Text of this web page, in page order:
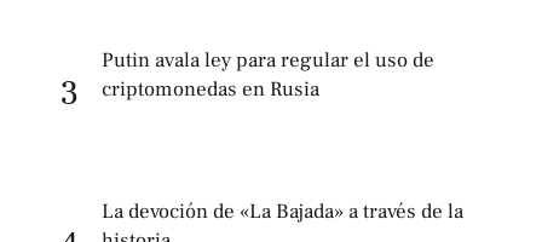
3
Putin avala ley para regular el uso de
criptomonedas en Rusia
La devoción de «La Bajada» a través de la